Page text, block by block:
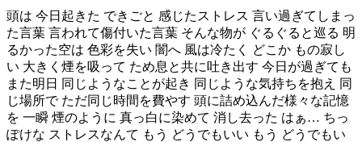
頭は 今日起きた できごと 感じたストレス 言い過ぎてしまっ
た言葉 言われて傷付いた言葉 そんな物が ぐるぐると巡る 明
るかった空は 色彩を失い 闇へ 風は冷たく どこか もの寂し
い 大きく煙を吸って ため息と共に吐き出す 今日が過ぎても
また明日 同じようなことが起き 同じような気持ちを抱え 同
じ場所で ただ同じ時間を費やす 頭に詰め込んだ様々な記憶
を 一瞬 煙のように 真っ白に染めて 消し去った はぁ… ちっ
ぽけな ストレスなんて もう どうでもいい もう どうでもい